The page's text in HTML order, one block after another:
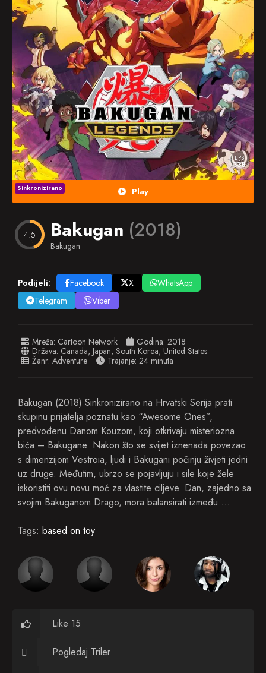
Popularno
Nasumično
Favorites EPS
338
Play
Sinkronizirano
4.5 Bakugan (2018)
Bakugan
Podijeli: Facebook X
WhatsApp
Telegram
Viber
Mreža: Cartoon Network Godina: 2018
Država: Canada, Japan, South Korea, United States
Žanr: Adventure Trajanje: 24 minuta
Bakugan (2018) Sinkronizirano na Hrvatski Serija prati
skupinu prijatelja poznatu kao “Awesome Ones”,
predvođenu Danom Kouzom, koji otkrivaju misteriozna
bića – Bakugane. Nakon što se svijet iznenada povezao
s dimenzijom Vestroia, ljudi i Bakugani počinju živjeti jedni
uz druge. Međutim, ubrzo se pojavljuju i sile koje žele
iskoristiti ovu novu moć za vlastite ciljeve. Dan, zajedno sa
svojim Bakuganom Drago, mora balansirati između …
Tags: based on toy
Like 15
Pogledaj Triler